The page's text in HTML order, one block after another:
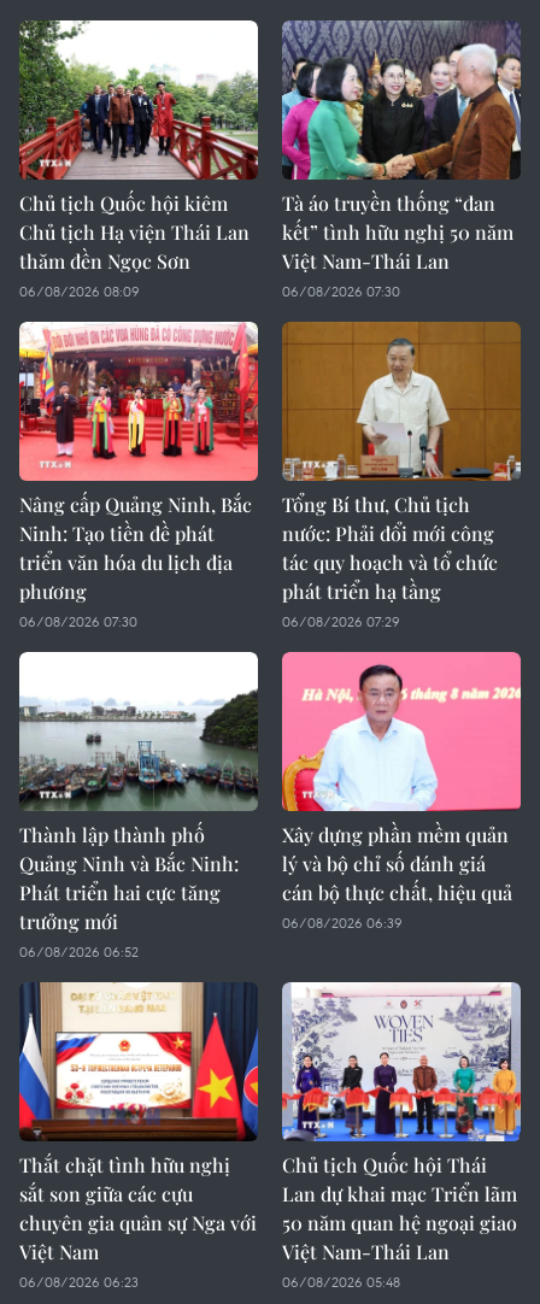
Chủ tịch Quốc hội kiêm
Chủ tịch Hạ viện Thái Lan
thăm đền Ngọc Sơn
06/08/2026 08:09
Tà áo truyền thống “đan
kết” tình hữu nghị 50 năm
Việt Nam-Thái Lan
06/08/2026 07:30
Nâng cấp Quảng Ninh, Bắc
Ninh: Tạo tiền đề phát
triển văn hóa du lịch địa
phương
06/08/2026 07:30
Tổng Bí thư, Chủ tịch
nước: Phải đổi mới công
tác quy hoạch và tổ chức
phát triển hạ tầng
06/08/2026 07:29
Thành lập thành phố
Quảng Ninh và Bắc Ninh:
Phát triển hai cực tăng
trưởng mới
06/08/2026 06:52
Xây dựng phần mềm quản
lý và bộ chỉ số đánh giá
cán bộ thực chất, hiệu quả
06/08/2026 06:39
Thắt chặt tình hữu nghị
sắt son giữa các cựu
chuyên gia quân sự Nga với
Việt Nam
06/08/2026 06:23
Chủ tịch Quốc hội Thái
Lan dự khai mạc Triển lãm
50 năm quan hệ ngoại giao
Việt Nam-Thái Lan
06/08/2026 05:48